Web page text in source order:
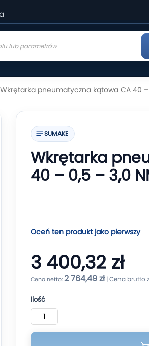
Wkrętarka pneumatyczna kątowa CA 40
SUMAKE
Wkrętarka
40 – 0,5 – 3,0
Oceń ten produkt jako pierwszy
3 400,32 zł
2 764,49 zł
Ilość